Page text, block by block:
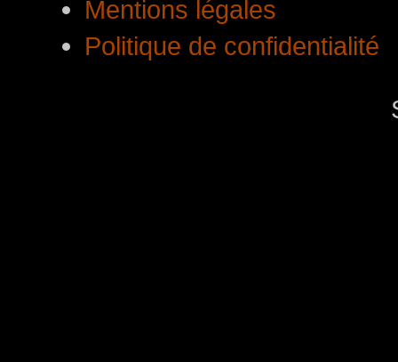
Mentions légales
Politique de confidentialité